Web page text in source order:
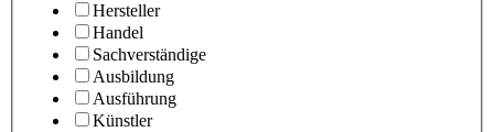
Hersteller
Handel
Sachverständige
Ausbildung
Ausführung
Künstler